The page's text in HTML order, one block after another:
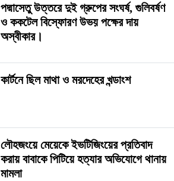
পদ্মাসেতু উত্তরে দুই গ্রুপের সংঘর্ষ, গুলিবর্ষণ
ও ককটেল বিস্ফোরণ উভয় পক্ষের দায়
অস্বীকার।
কার্টনে ছিল মাথা ও মরদেহের খন্ডাংশ
লৌহজংয়ে মেয়েকে ইভটিজিংয়ের প্রতিবাদ
করায় বাবাকে পিটিয়ে হত্যার অভিযোগে থানায়
মামলা